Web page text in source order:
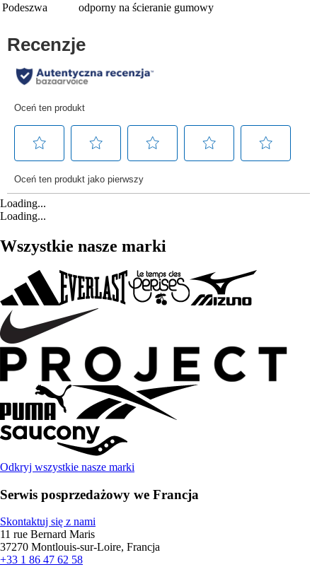
Podeszwa
odporny na ścieranie gumowy
Loading...
Loading...
Wszystkie nasze marki
Odkryj wszystkie nasze marki
Serwis posprzedażowy we Francja
Skontaktuj się z nami
11 rue Bernard Maris
37270 Montlouis-sur-Loire, Francja
+33 1 86 47 62 58